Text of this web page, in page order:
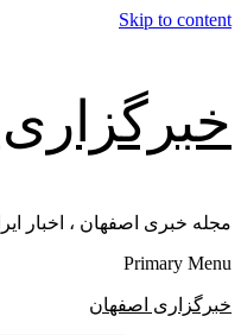
Skip to content
مجله خبری اصفهان ، اخبار
Primary Menu
خبرگزاری اصفهان